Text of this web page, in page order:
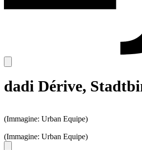
dadi Dérive,
(Immagine: Urban Equipe)
(Immagine: Urban Equipe)